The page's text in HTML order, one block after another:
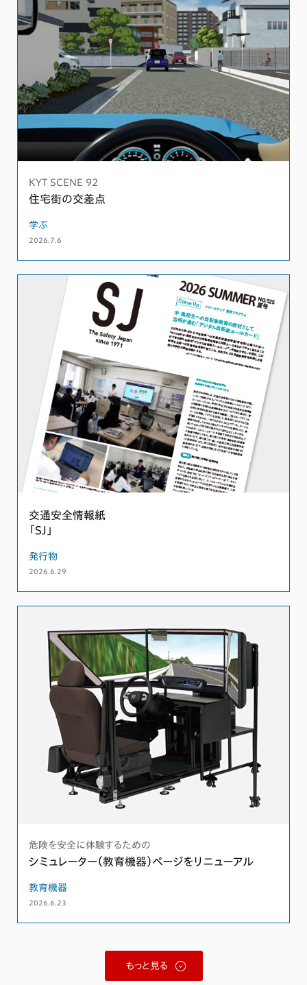
KYT SCENE 92
住宅街の交差点
学ぶ
2026.7.6
交通安全情報紙
「SJ」
発行物
2026.6.29
危険を安全に体験するための
シミュレーター（教育機器）ページをリニューアル
教育機器
2026.6.23
もっと見る